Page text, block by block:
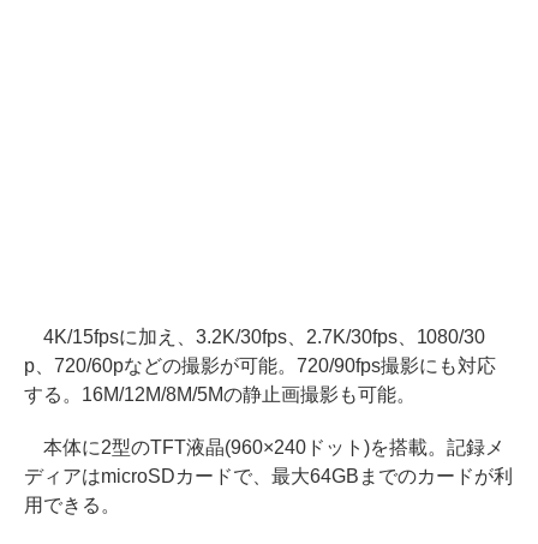
4K/15fpsに加え、3.2K/30fps、2.7K/30fps、1080/30
p、720/60pなどの撮影が可能。720/90fps撮影にも対応
する。16M/12M/8M/5Mの静止画撮影も可能。
本体に2型のTFT液晶(960×240ドット)を搭載。記録メ
ディアはmicroSDカードで、最大64GBまでのカードが利
用できる。